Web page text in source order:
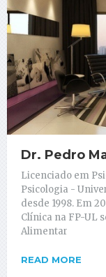
Dr. Pedro
Licenciado em
Psicologia -
desde 1998. Em
Clínica na FP-UL
Alimentar
READ MORE